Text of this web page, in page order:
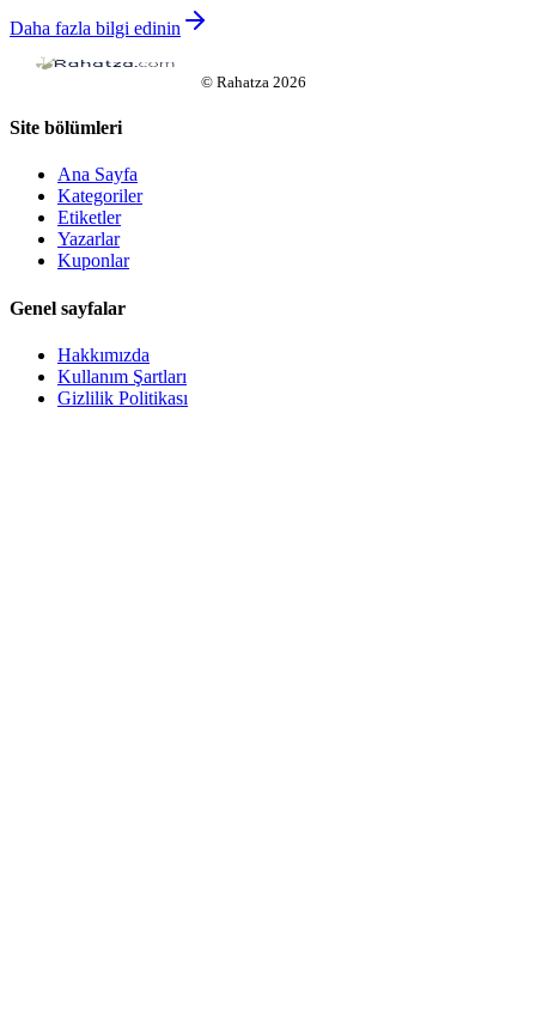
Daha fazla bilgi edinin
© Rahatza 2026
Site bölümleri
Ana Sayfa
Kategoriler
Etiketler
Yazarlar
Kuponlar
Genel sayfalar
Hakkımızda
Kullanım Şartları
Gizlilik Politikası